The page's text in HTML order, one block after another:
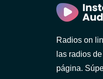
Radios on
las radios
página.